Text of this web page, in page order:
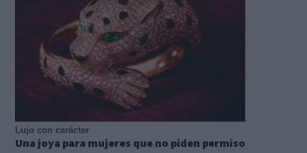
Lujo con carácter
Una joya para mujeres que no piden permiso